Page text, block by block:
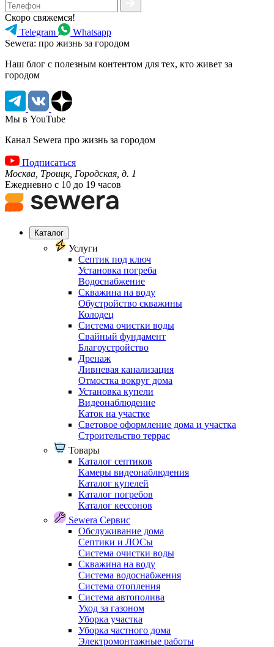
Скоро свяжемся!
Telegram
Whatsapp
Sewera: про жизнь за городом
Наш блог c полезным контентом для тех, кто живет за
городом
Мы в YouTube
Канал Sewera про жизнь за городом
Подписаться
Москва, Троицк, Городская, д. 1
Ежедневно с 10 до 19 часов
Каталог
Услуги
Септик под ключ
Установка погреба
Водоснабжение
Скважина на воду
Обустройство скважины
Колодец
Система очистки воды
Свайный фундамент
Благоустройство
Дренаж
Ливневая канализация
Отмостка вокруг дома
Установка купели
Видеонаблюдение
Каток на участке
Световое оформление дома и участка
Строительство террас
Товары
Каталог септиков
Камеры видеонаблюдения
Каталог купелей
Каталог погребов
Каталог кессонов
Sewera Сервис
Обслуживание дома
Септики и ЛОСы
Система очистки воды
Скважина на воду
Система водоснабжения
Система отопления
Система автополива
Уход за газоном
Уборка участка
Уборка частного дома
Электромонтажные работы